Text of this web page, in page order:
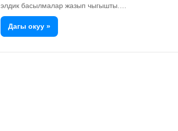
элдик басылмалар жазып чыгышты.…
Дагы окуу »